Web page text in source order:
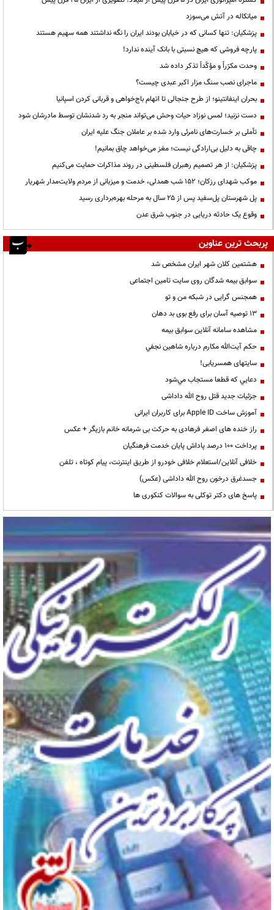
میانکاله در آتش می‌سوزد
پزشکیان: تنها کسانی که در خیابان بودند ایران را نگه نداشتند همه سهیم هستند
پارچه فروشی که هیچ نسبتی با بانک آینده ندارد!
وحدت مکرّراً و مؤکّداً تذکر داده شد
ماجرای نصب سنگ مزار اکبر عبدی چیست؟
بحران اینفانتینو؛ از طرح جنجالی تا اتهام باج‌خواهی و قربانی کردن اسپانیا
دست نزنید؛ لمس نوزاد حیات وحش می‌تواند منجر به رد شدنشان توسط مادرشان شود
تأملی بر خسارت‌های نامرئی وارد شده بر عاملان جنگ علیه ایران
چاقی به دلیل بی‌ارادگی نیست؛ مغز می‌خواهد چاق بمانیم!
پزشکیان: از هر تصمیم رهبران فلسطینی در روند مذاکرات حمایت می‌کنیم
موکب شهدای رزکان؛ ۱۵۲ شب همدلی، خدمت و میزبانی از مردم ولایت‌مدار شهریار
پل شهرستان پل‌سفید پس از ۲۵ سال به مرحله بهره‌برداری رسید
وقوع یک حادثه دریایی در جنوب شرق عدن
پربحث ترین عناوین
هشتمین کلان شهر ایران مشخص شد
سوابق بیمه شدگان روی سایت تامین اجتماعی
همجنس گرایی در شبکه من و تو
13 توصیه آسان برای رفع بوی بد دهان
مشاهده سامانه آنلاين سوابق بیمه
حكم آيت‌الله مكارم درباره شاهين نجفي
سایتهای همسریابی!
دعايي كه قطعا مستجاب مي‌شود
جزئیات جدید قتل روح الله داداشی
آموزش ساخت Apple ID برای کاربران ایرانی
راز خنده های اصغر فرهادی به حرکت بی شرمانه خانم بازیگر + عکس
پرداخت ۱۰۰ درصد پاداش پایان خدمت فرهنگیان
خلافی آنلاین/استعلام خلافی خودرو از طریق اینترنت، پیام کوتاه ، تلفن
جسدغرق درخون روح الله داداشی (عکس)
پاسخ های دکتر توکلی به سوالات کنکوری ها